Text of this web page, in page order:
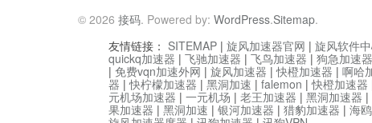
© 2026 接码. Powered by: WordPress.Sitemap.
友情链接： SITEMAP | 旋风加速器官网 | 旋风软件
quickq加速器 | 飞驰加速器 | 飞鸟加速器 | 狗急加速器
| 免费vqn加速外网 | 旋风加速器 |快橙加速器 | 啊哈
器 |快柠檬加速器 | 黑洞加速 | falemon |快橙加速器
元机场加速器 | 一元机场 | 老王加速器 | 黑洞加速器 |
果加速器 | 黑洞加速 | 银河加速器 | 猎豹加速器 | 海